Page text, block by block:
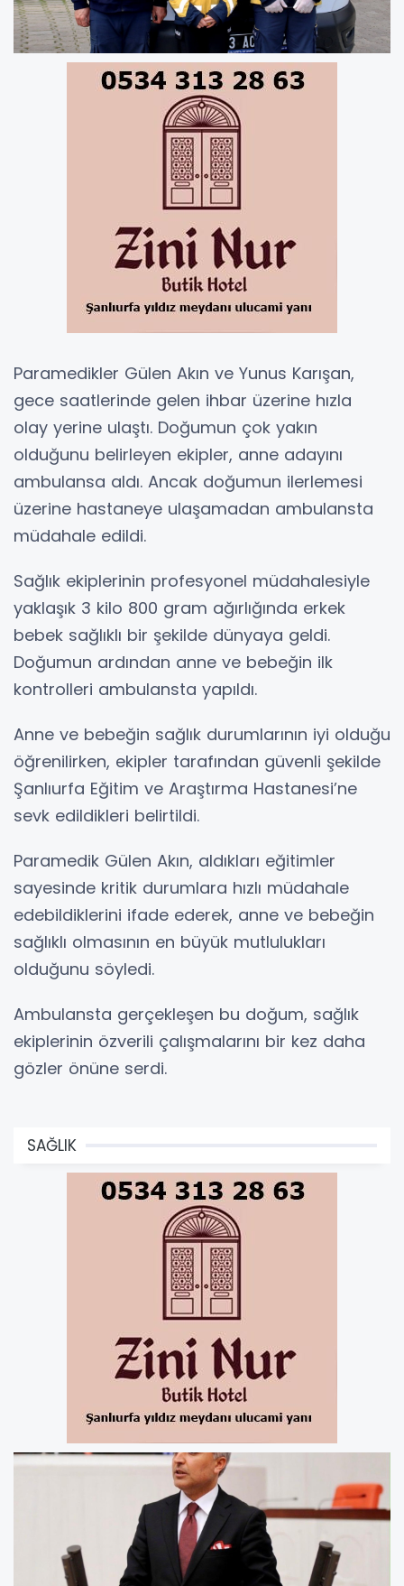
Paramedikler Gülen Akın ve Yunus Karışan,
gece saatlerinde gelen ihbar üzerine hızla
olay yerine ulaştı. Doğumun çok yakın
olduğunu belirleyen ekipler, anne adayını
ambulansa aldı. Ancak doğumun ilerlemesi
üzerine hastaneye ulaşamadan ambulansta
müdahale edildi.
Sağlık ekiplerinin profesyonel müdahalesiyle
yaklaşık 3 kilo 800 gram ağırlığında erkek
bebek sağlıklı bir şekilde dünyaya geldi.
Doğumun ardından anne ve bebeğin ilk
kontrolleri ambulansta yapıldı.
Anne ve bebeğin sağlık durumlarının iyi olduğu
öğrenilirken, ekipler tarafından güvenli şekilde
Şanlıurfa Eğitim ve Araştırma Hastanesi’ne
sevk edildikleri belirtildi.
Paramedik Gülen Akın, aldıkları eğitimler
sayesinde kritik durumlara hızlı müdahale
edebildiklerini ifade ederek, anne ve bebeğin
sağlıklı olmasının en büyük mutlulukları
olduğunu söyledi.
Ambulansta gerçekleşen bu doğum, sağlık
ekiplerinin özverili çalışmalarını bir kez daha
gözler önüne serdi.
SAĞLIK